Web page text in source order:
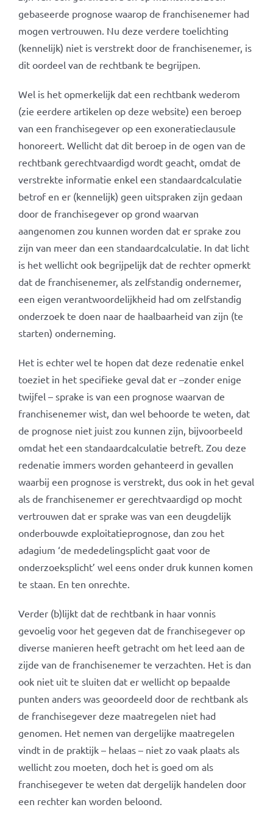
gebaseerde prognose waarop de franchisenemer had
mogen vertrouwen. Nu deze verdere toelichting
(kennelijk) niet is verstrekt door de franchisenemer, is
dit oordeel van de rechtbank te begrijpen.
Wel is het opmerkelijk dat een rechtbank wederom
(zie eerdere artikelen op deze website) een beroep
van een franchisegever op een exoneratieclausule
honoreert. Wellicht dat dit beroep in de ogen van de
rechtbank gerechtvaardigd wordt geacht, omdat de
verstrekte informatie enkel een standaardcalculatie
betrof en er (kennelijk) geen uitspraken zijn gedaan
door de franchisegever op grond waarvan
aangenomen zou kunnen worden dat er sprake zou
zijn van meer dan een standaardcalculatie. In dat licht
is het wellicht ook begrijpelijk dat de rechter opmerkt
dat de franchisenemer, als zelfstandig ondernemer,
een eigen verantwoordelijkheid had om zelfstandig
onderzoek te doen naar de haalbaarheid van zijn (te
starten) onderneming.
Het is echter wel te hopen dat deze redenatie enkel
toeziet in het specifieke geval dat er –zonder enige
twijfel – sprake is van een prognose waarvan de
franchisenemer wist, dan wel behoorde te weten, dat
de prognose niet juist zou kunnen zijn, bijvoorbeeld
omdat het een standaardcalculatie betreft. Zou deze
redenatie immers worden gehanteerd in gevallen
waarbij een prognose is verstrekt, dus ook in het geval
als de franchisenemer er gerechtvaardigd op mocht
vertrouwen dat er sprake was van een deugdelijk
onderbouwde exploitatieprognose, dan zou het
adagium ‘de mededelingsplicht gaat voor de
onderzoeksplicht’ wel eens onder druk kunnen komen
te staan. En ten onrechte.
Verder (b)lijkt dat de rechtbank in haar vonnis
gevoelig voor het gegeven dat de franchisegever op
diverse manieren heeft getracht om het leed aan de
zijde van de franchisenemer te verzachten. Het is dan
ook niet uit te sluiten dat er wellicht op bepaalde
punten anders was geoordeeld door de rechtbank als
de franchisegever deze maatregelen niet had
genomen. Het nemen van dergelijke maatregelen
vindt in de praktijk – helaas – niet zo vaak plaats als
wellicht zou moeten, doch het is goed om als
franchisegever te weten dat dergelijk handelen door
een rechter kan worden beloond.